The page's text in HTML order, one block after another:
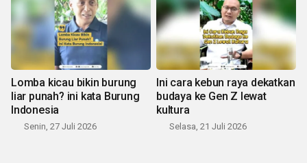
Lomba kicau bikin burung
liar punah? ini kata Burung
Indonesia
Senin, 27 Juli 2026
Ini cara kebun raya dekatkan
budaya ke Gen Z lewat
kultura
Selasa, 21 Juli 2026